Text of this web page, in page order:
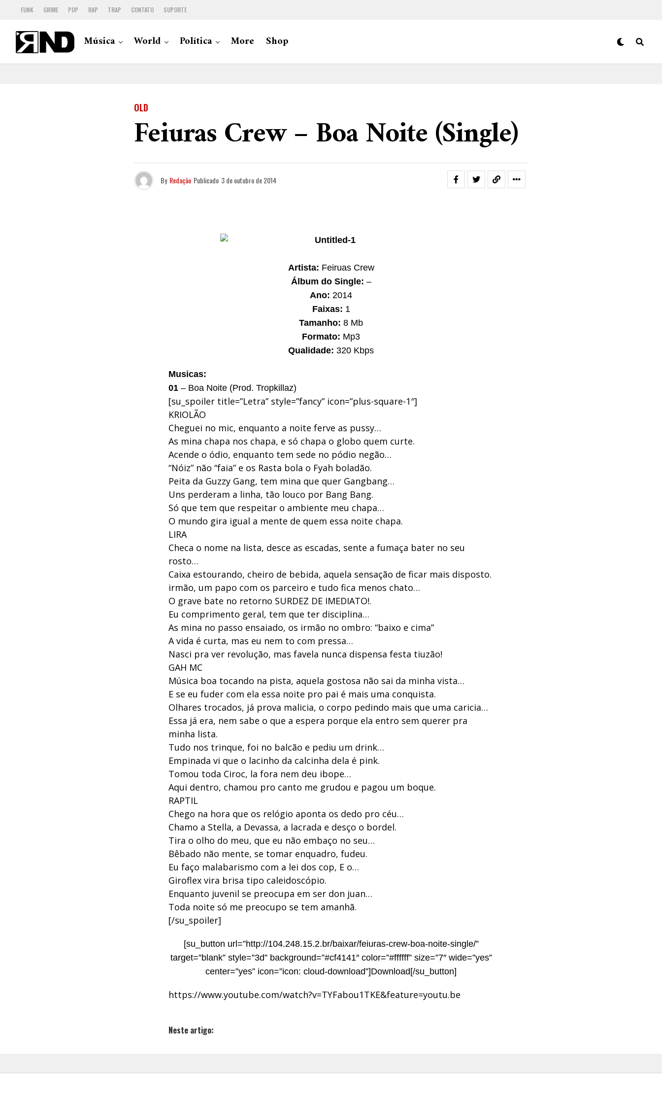
FUNK GRIME POP RAP TRAP CONTATO SUPORTE
Música World Política More Shop
OLD
Feiuras Crew – Boa Noite (Single)
By Redação Publicado 3 de outubro de 2014
Artista: Feiruas Crew
Álbum do Single: –
Ano: 2014
Faixas: 1
Tamanho: 8 Mb
Formato: Mp3
Qualidade: 320 Kbps
Musicas:
01 – Boa Noite (Prod. Tropkillaz)
[su_spoiler title=”Letra” style=”fancy” icon=”plus-square-1″]
KRIOLÃO
Cheguei no mic, enquanto a noite ferve as pussy…
As mina chapa nos chapa, e só chapa o globo quem curte.
Acende o ódio, enquanto tem sede no pódio negão…
“Nóiz” não “faia” e os Rasta bola o Fyah boladão.
Peita da Guzzy Gang, tem mina que quer Gangbang…
Uns perderam a linha, tão louco por Bang Bang.
Só que tem que respeitar o ambiente meu chapa…
O mundo gira igual a mente de quem essa noite chapa.
LIRA
Checa o nome na lista, desce as escadas, sente a fumaça bater no seu
rosto…
Caixa estourando, cheiro de bebida, aquela sensação de ficar mais disposto.
irmão, um papo com os parceiro e tudo fica menos chato…
O grave bate no retorno SURDEZ DE IMEDIATO!.
Eu comprimento geral, tem que ter disciplina…
As mina no passo ensaiado, os irmão no ombro: “baixo e cima”
A vida é curta, mas eu nem to com pressa…
Nasci pra ver revolução, mas favela nunca dispensa festa tiuzão!
GAH MC
Música boa tocando na pista, aquela gostosa não sai da minha vista…
E se eu fuder com ela essa noite pro pai é mais uma conquista.
Olhares trocados, já prova malicia, o corpo pedindo mais que uma caricia…
Essa já era, nem sabe o que a espera porque ela entro sem querer pra
minha lista.
Tudo nos trinque, foi no balcão e pediu um drink…
Empinada vi que o lacinho da calcinha dela é pink.
Tomou toda Ciroc, la fora nem deu ibope…
Aqui dentro, chamou pro canto me grudou e pagou um boque.
RAPTIL
Chego na hora que os relógio aponta os dedo pro céu…
Chamo a Stella, a Devassa, a lacrada e desço o bordel.
Tira o olho do meu, que eu não embaço no seu…
Bêbado não mente, se tomar enquadro, fudeu.
Eu faço malabarismo com a lei dos cop, E o…
Giroflex vira brisa tipo caleidoscópio.
Enquanto juvenil se preocupa em ser don juan…
Toda noite só me preocupo se tem amanhã.
[/su_spoiler]
[su_button url=”http://104.248.15.2.br/baixar/feiuras-crew-boa-noite-single/”
target=”blank” style=”3d” background=”#cf4141″ color=”#ffffff” size=”7″ wide=”yes”
center=”yes” icon=”icon: cloud-download”]Download[/su_button]
https://www.youtube.com/watch?v=TYFabou1TKE&feature=youtu.be
Neste artigo: